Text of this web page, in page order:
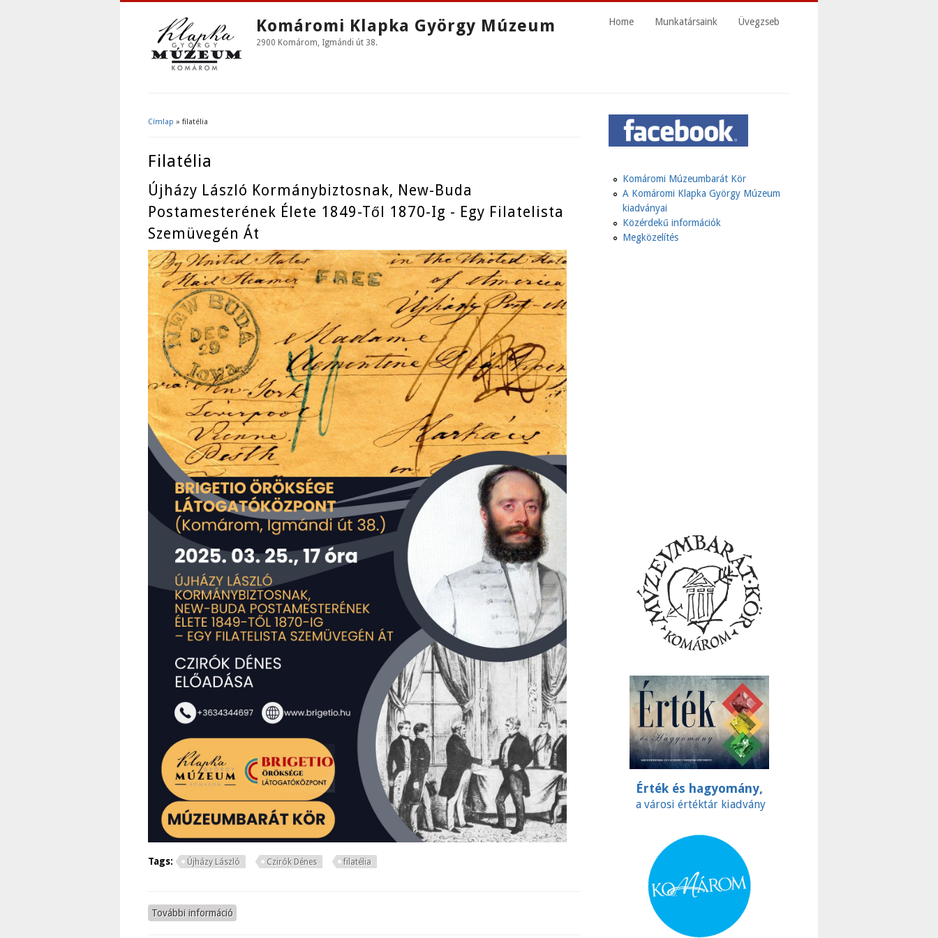
Komáromi Klapka György Múzeum
2900 Komárom, Igmándi út 38.
Home Munkatársaink Üvegzseb
Címlap » filatélia
Filatélia
Újházy László Kormánybiztosnak, New-Buda
Postamesterének Élete 1849-Től 1870-Ig - Egy Filatelista
Szemüvegén Át
Tags: Újházy László Czirók Dénes filatélia
További információ Újházy László kormánybiztosnak, New-Buda postamesterének élete 1849-től 1870-ig - egy filatelista szemüvegén át tartalommal kapcsolatosan
Komáromi Múzeumbarát Kör
A Komáromi Klapka György Múzeum
kiadványai
Közérdekű információk
Megközelítés
Érték és hagyomány,
a városi értéktár kiadvány